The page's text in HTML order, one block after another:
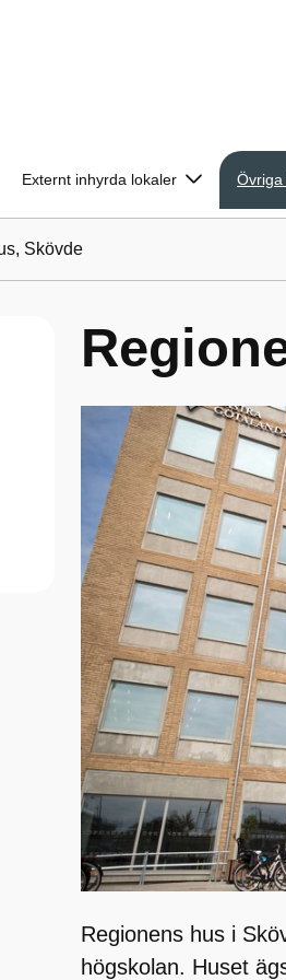
Externt inhyrda lokaler
Skövde
Regionens hus i
högskolan. Huset